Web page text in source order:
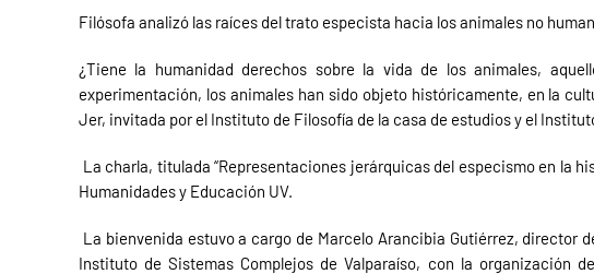
Filósofa analizó las raíces del trato especista hacia los animales no
¿Tiene la humanidad derechos sobre la vida de los animales,
experimentación, los animales han sido objeto históricamente, en la
Jer, invitada por el Instituto de Filosofía de la casa de estudios y el
La charla, titulada “Representaciones jerárquicas del especismo en la
Humanidades y Educación UV.
La bienvenida estuvo a cargo de Marcelo Arancibia Gutiérrez, director
Instituto de Sistemas Complejos de Valparaíso, con la organización